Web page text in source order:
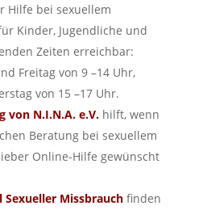
Hilfe bei sexuellem
Kinder, Jugendliche und
Zeiten erreichbar:
Freitag von 9 –14 Uhr,
von 15 –17 Uhr.
von N.I.N.A. e.V.hilft, wenn
Beratung bei sexuellem
Online-Hilfe gewünscht
Missbrauchfinden